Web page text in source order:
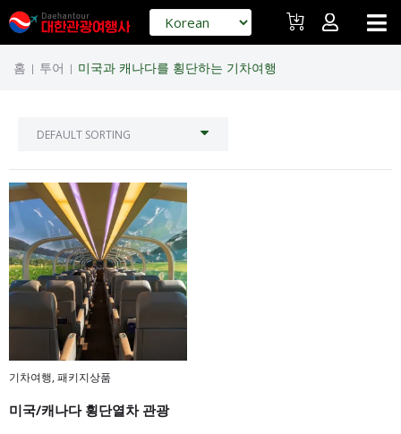
홈 | 투어 | 미국과 캐나다를 횡단하는 기차여행
기차여행,패키지상품
미국/캐나다 횡단열차 관광